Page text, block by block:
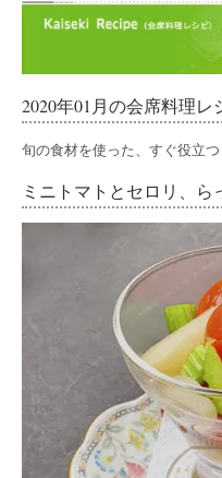
2020年01月の会席料理レ
旬の食材を使った、すぐ役立
ミニトマトとセロリ、